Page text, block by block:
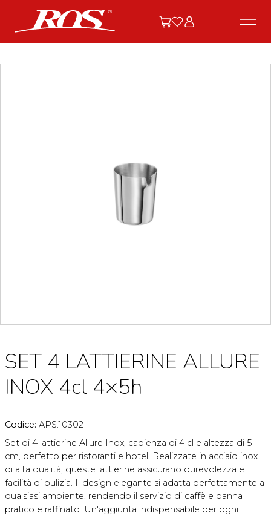
SET 4 LATTIERINE ALLURE
INOX 4cl 4×5h
Codice: APS.10302
Set di 4 lattierine Allure Inox, capienza di 4 cl e altezza di 5
cm, perfetto per ristoranti e hotel. Realizzate in acciaio inox
di alta qualità, queste lattierine assicurano durevolezza e
facilità di pulizia. Il design elegante si adatta perfettamente a
qualsiasi ambiente, rendendo il servizio di caffè e panna
pratico e raffinato. Un'aggiunta indispensabile per ogni